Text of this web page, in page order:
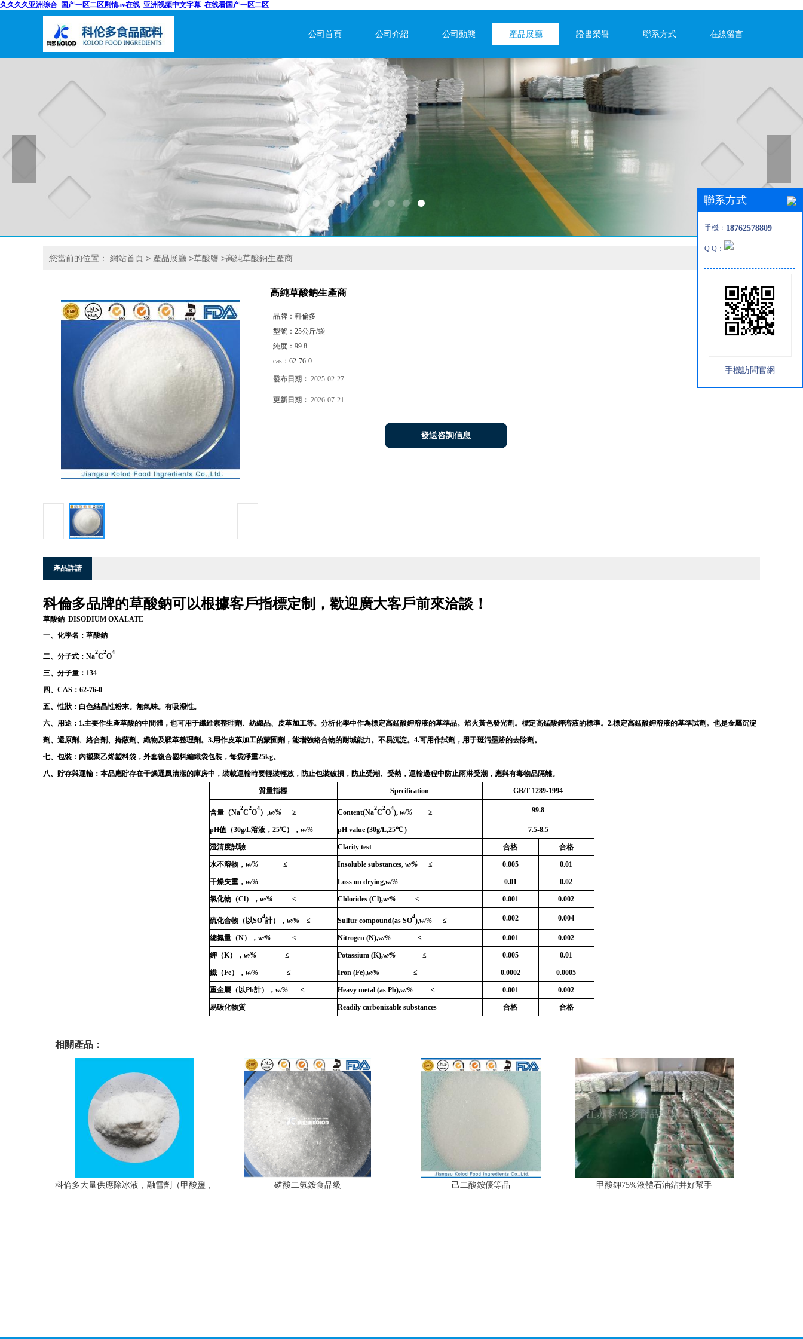
久久久久亚洲综合_国产一区二区剧情av在线_亚洲视频中文字幕_在线看国产一区二区
公司首頁 公司介紹 公司動態 產品展廳 證書榮譽 聯系方式 在線留言
您當前的位置： 網站首頁 > 產品展廳 >草酸鹽 >高純草酸鈉生產商
高純草酸鈉生產商
品牌： 科倫多
型號： 25公斤/袋
純度： 99.8
cas： 62-76-0
發布日期： 2025-02-27
更新日期： 2026-07-21
發送咨詢信息
產品詳請
科倫多品牌的草酸鈉可以根據客戶指標定制，歡迎廣大客戶前來洽談！
草酸鈉 DISODIUM OXALATE
一、化學名： 草酸鈉
二、分子式： Na
2
C
2
O
4
三、分子量： 134
四、 CAS ： 62-76-0
五、性狀： 白色結晶性粉末。無氣味。有吸濕性。
六、用途： 1.主要作生產草酸的中間體，也可用于纖維素整理劑、紡織品、皮革加工等。分析化學中作為標定高錳酸鉀溶液的基準品。焰火黃色發光劑。標定高錳酸鉀溶液的標準。2.標定高錳酸鉀溶液的基準試劑。也是金屬沉淀
劑、還原劑、絡合劑、掩蔽劑、織物及鞣革整理劑。3.用作皮革加工的蒙囿劑，能增強絡合物的耐堿能力。不易沉淀。4.可用作試劑，用于斑污墨跡的去除劑。
七、包裝： 內襯聚乙烯塑料袋，外套復合塑料編織袋包裝，每袋凈重25kg。
八、貯存與運輸： 本品應貯存在干燥通風清潔的庫房中，裝載運輸時要輕裝輕放，防止包裝破損，防止受潮、受熱，運輸過程中防止雨淋受潮，應與有毒物品隔離。
質量指標 Specification GB/T 1289-1994
含量（Na
2
C
2
O
4
） ,w/% ≥ Content(Na
2
C
2
O
4
), w/% ≥ 99.8
pH值（30g/L溶液， 25℃）， w/% pH value (30g/L,25℃ ) 7.5-8.5
澄清度試驗 Clarity test 合格 合格
水不溶物， w/% ≤ Insoluble substances, w/% ≤ 0.005 0.01
干燥失重， w/% Loss on drying,w/% 0.01 0.02
氯化物（Cl）， w/% ≤ Chlorides (Cl),w/% ≤ 0.001 0.002
硫化合物（以SO
4
計） ， w/% ≤ Sulfur compound(as SO
4
),w/% ≤ 0.002 0.004
總氮量（N）， w/% ≤ Nitrogen (N),w/% ≤ 0.001 0.002
鉀（K）， w/% ≤ Potassium (K),w/% ≤ 0.005 0.01
鐵（Fe）， w/% ≤ Iron (Fe),w/% ≤ 0.0002 0.0005
重金屬（以Pb計）， w/% ≤ Heavy metal (as Pb),w/% ≤ 0.001 0.002
易碳化物質 Readily carbonizable substances 合格 合格
相關產品：
科倫多大量供應除冰液，融雪劑（甲酸鹽，
磷酸二氫銨食品級 己二酸銨優等品 甲酸鉀75%液體石油鉆井好幫手
聯系方式
手機： 18762578809
Q Q：
手機訪問官網